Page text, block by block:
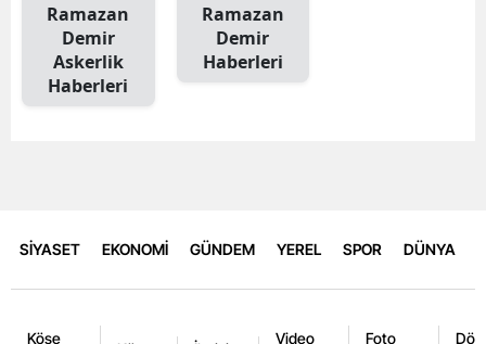
Ramazan
Demir
Askerlik
Haberleri
Ramazan
Demir
Haberleri
SİYASET EKONOMİ GÜNDEM YEREL SPOR DÜNYA
Köşe Video Foto